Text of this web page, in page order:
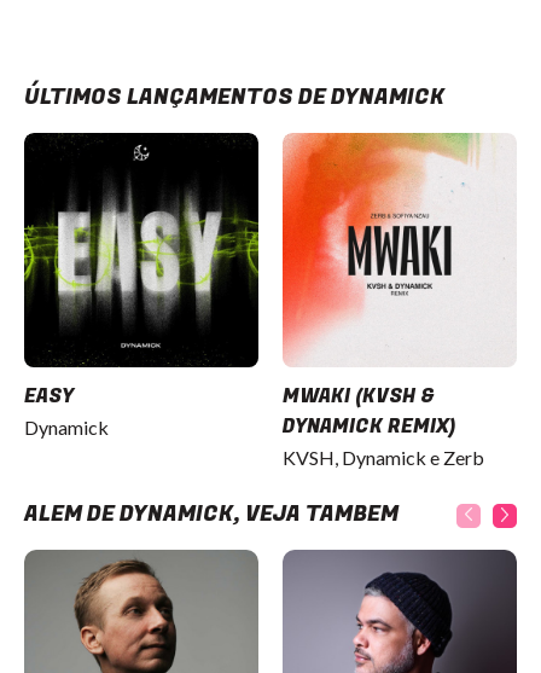
ÚLTIMOS LANÇAMENTOS DE DYNAMICK
EASY
Dynamick
MWAKI (KVSH &
DYNAMICK REMIX)
KVSH, Dynamick e Zerb
ALÉM DE DYNAMICK, VEJA TAMBÉM